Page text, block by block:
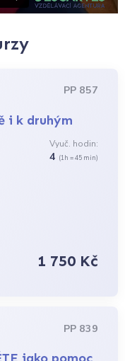
PP 857
i k druhým
Vyuč. hodin:
4 (1h = 45 min)
1 750 Kč
PP 839